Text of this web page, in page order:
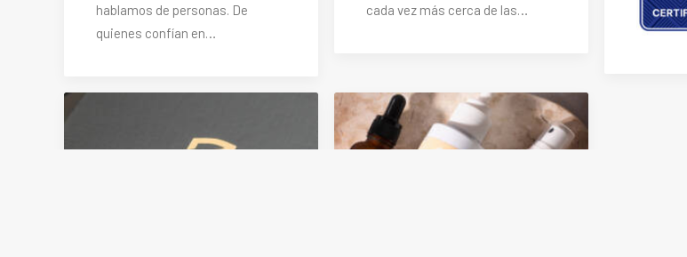
hablamos de personas. De
quienes confían en…
cada vez más cerca de las…